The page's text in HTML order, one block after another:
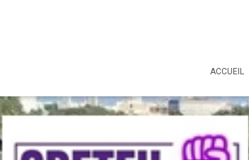
ACCUEIL